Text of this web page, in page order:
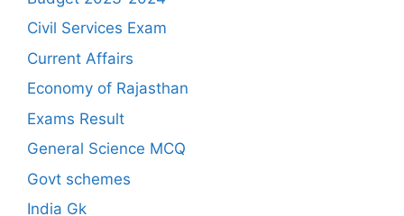
Civil Services Exam
Current Affairs
Economy of Rajasthan
Exams Result
General Science MCQ
Govt schemes
India Gk